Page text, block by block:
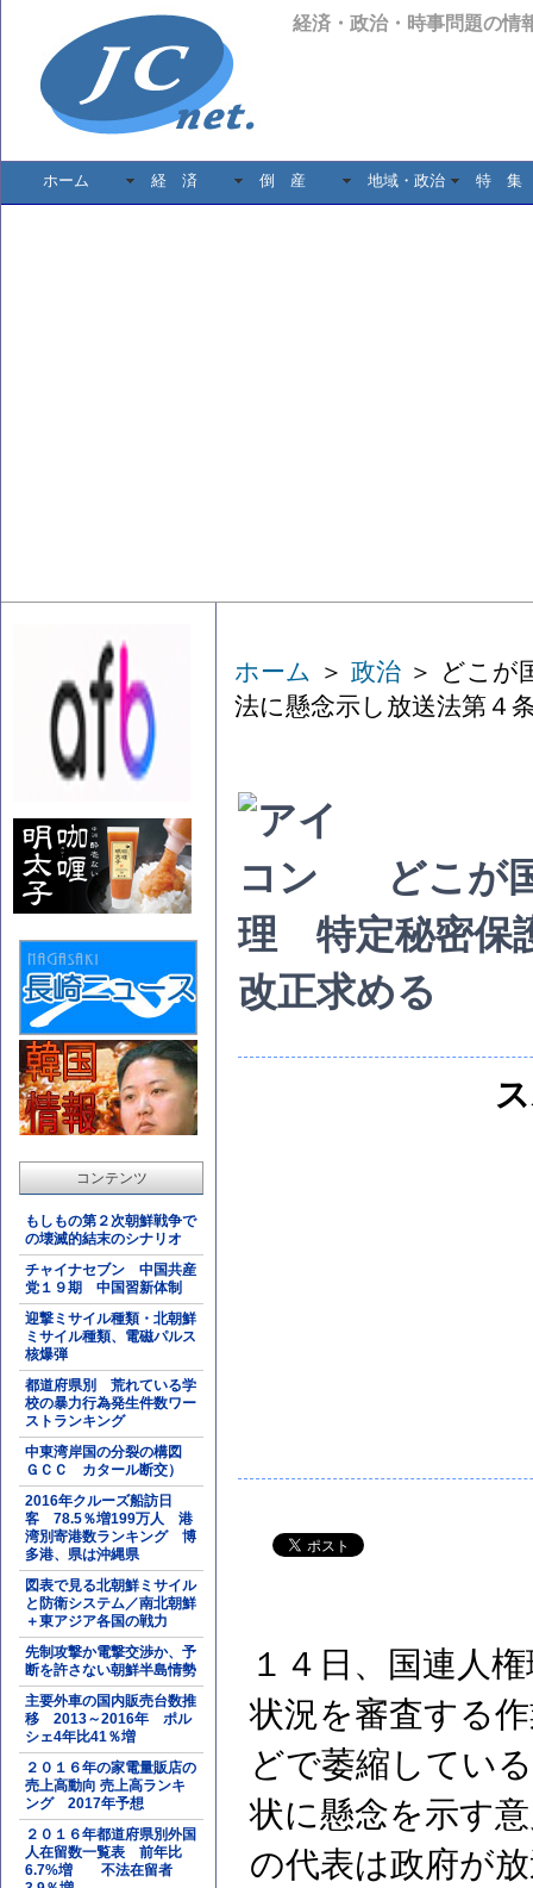
経済・政治・時事問題の情
ホーム 経 済 倒 産 地域・政治 特 集
コンテンツ
もしもの第２次朝鮮戦争で
の壊滅的結末のシナリオ
チャイナセブン 中国共産
党１９期 中国習新体制
迎撃ミサイル種類・北朝鮮
ミサイル種類、電磁パルス
核爆弾
都道府県別 荒れている学
校の暴力行為発生件数ワー
ストランキング
中東湾岸国の分裂の構図
ＧＣＣ カタール断交）
2016年クルーズ船訪日
客 78.5％増199万人 港
湾別寄港数ランキング 博
多港、県は沖縄県
図表で見る北朝鮮ミサイル
と防衛システム／南北朝鮮
＋東アジア各国の戦力
先制攻撃か電撃交渉か、予
断を許さない朝鮮半島情勢
主要外車の国内販売台数推
移 2013～2016年 ポル
シェ4年比41％増
２０１６年の家電量販店の
売上高動向 売上高ランキ
ング 2017年予想
２０１６年都道府県別外国
人在留数一覧表 前年比
6.7%増 不法在留者
ホーム ＞ 政治 ＞ どこ
法に懸念示し放送法第４
どこが
理 特定秘密保
改正求める
１４日、国連人
状況を審査する
どで萎縮してい
状に懸念を示す
の代表は政府が